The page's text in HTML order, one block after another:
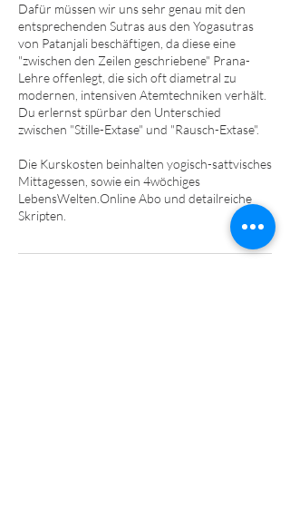
Dafür müssen wir uns sehr genau mit den
entsprechenden Sutras aus den Yogasutras
von Patanjali beschäftigen, da diese eine
"zwischen den Zeilen geschriebene" Prana-
Lehre offenlegt, die sich oft diametral zu
modernen, intensiven Atemtechniken verhält.
Du erlernst spürbar den Unterschied
zwischen "Stille-Extase" und "Rausch-Extase".
Die Kurskosten beinhalten yogisch-sattvisches
Mittagessen, sowie ein 4wöchiges
LebensWelten.Online Abo und detailreiche
Skripten.